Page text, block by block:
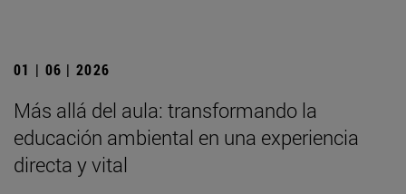
01 | 06 | 2026
Más allá del aula: transformando la
educación ambiental en una experiencia
directa y vital